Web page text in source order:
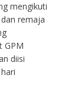
mengikuti
remaja
GPM
diisi